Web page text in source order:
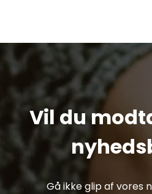
Vil du
Gå ikke glip af vores